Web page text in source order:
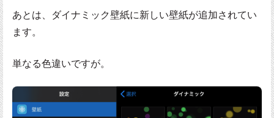
あとは、ダイナミック壁紙に新しい壁紙が追加されてい
ます。
単なる色違いですが。